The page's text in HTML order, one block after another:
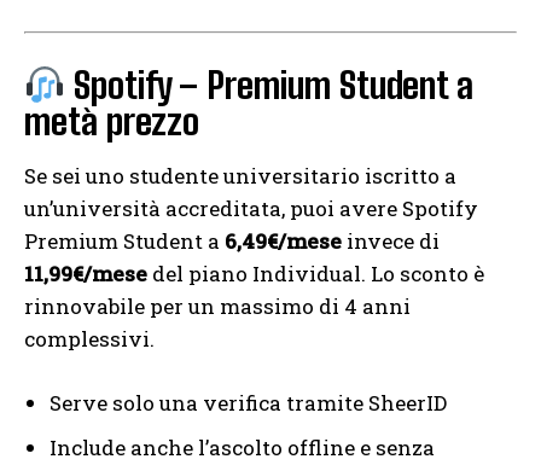
Spotify – Premium Student a
metà prezzo
Se sei uno studente universitario iscritto a
un’università accreditata, puoi avere Spotify
Premium Student a 6,49€/mese invece di
11,99€/mese del piano Individual. Lo sconto è
rinnovabile per un massimo di 4 anni
complessivi.
Serve solo una verifica tramite SheerID
Include anche l’ascolto offline e senza